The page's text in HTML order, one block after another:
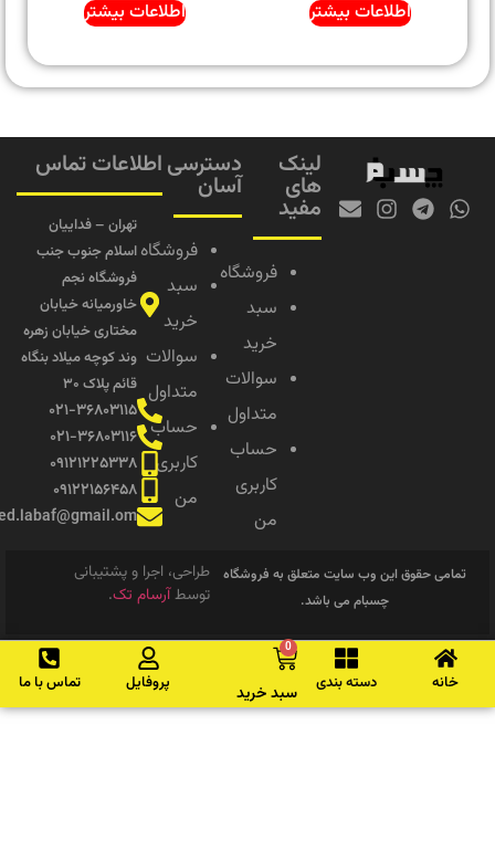
اطلاعات بیشتر اطلاعات بیشتر
طراحی، اجرا و پشتیبانی
آرسام تک.
حقوق این وب سایت متعلق به فروشگاه
چسبام می باشد.
لینک
مفید
فروشگاه
سبد
سوالات
متداول
حساب
کاربری
دسترسی
آسان
فروشگاه
سبد
سوالات
متداول
حساب
کاربری
من
اطلاعات تماس
تهران – فداییان
اسلام جنوب جنب
فروشگاه نجم
خاورمیانه خیابان
مختاری خیابان زهره
وند کوچه میلاد بنگاه
قائم پلاک ۳۰
۰۲۱-۳۶۸۰۳۱۱۵
۰۲۱-۳۶۸۰۳۱۱۶
۰۹۱۲۱۲۲۵۳۳۸
۰۹۱۲۲۱۵۶۴۵۸
saeed.labaf@gmail.om
تماس با ما پروفایل سبد خرید دسته بندی